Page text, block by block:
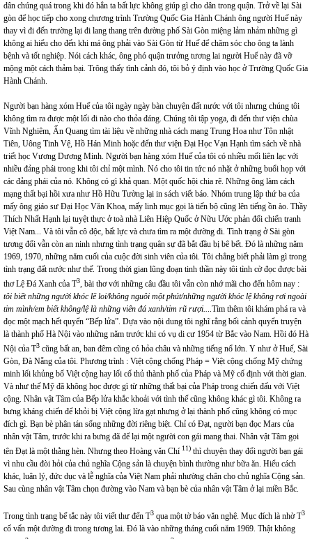
dân chúng quá trong khi đó hắn ta bất lực không giúp gì cho dân trong quận. Trở về lại Sài
gòn để học tiếp cho xong chương trình Trường Quốc Gia Hành Chánh ông người Huế này
thay vì đi đến trường lại đi lang thang trên đường phố Sài Gòn miệng lảm nhảm những gì
không ai hiểu cho đến khi má ông phải vào Sài Gòn từ Huế để chăm sóc cho ông ta lành
bệnh và tốt nghiệp. Nói cách khác, ông phó quận trưởng tương lai người Huế này đã vỡ
mộng một cách thảm bại. Trông thấy tình cảnh đó, tôi bỏ ý định vào học ở Trường Quốc Gia
Hành Chánh.
Người bạn hàng xóm Huế của tôi ngày ngày bàn chuyện đất nước với tôi nhưng chúng tôi
không tìm ra được một lối đi nào cho thỏa đáng. Chúng tôi tập yoga, đi đến thư viện chùa
Vĩnh Nghiêm, Ấn Quang tìm tài liệu về những nhà cách mạng Trung Hoa như Tôn nhật
Tiên, Uông Tinh Vệ, Hồ Hán Minh hoặc đến thư viện Đại Học Vạn Hạnh tìm sách về nhà
triết học Vương Dương Minh. Người bạn hàng xóm Huế của tôi có nhiều mối liên lạc với
nhiều đảng phái trong khi tôi chỉ một mình. Nó cho tôi tin tức nó nhặt ở những buổi họp với
các đảng phái của nó. Không có gì khả quan. Một quốc hội chia rẽ. Những ông làm cách
mạng thất bại hồi xưa như Hồ Hữu Tường lại in sách viết báo. Nhóm trung lập thứ ba của
mấy ông giáo sư Đại Học Văn Khoa, mấy linh mục gọi là tiến bộ cũng lên tiếng ồn ào. Thầy
Thích Nhất Hạnh lại tuyệt thực ở toà nhà Liên Hiệp Quốc ở Nữu Ước phản đối chiến tranh
Việt Nam... Và tôi vẫn cô độc, bất lực và chưa tìm ra một đường đi. Tình trạng ở Sài gòn
tương đối vẫn còn an ninh nhưng tình trạng quân sự đã bắt đầu bị bê bết. Đó là những năm
1969, 1970, những năm cuối của cuộc đời sinh viên của tôi. Tôi chẳng biết phải làm gì trong
tình trạng đất nước như thế. Trong thời gian lũng đoạn tinh thần này tôi tình cờ đọc được bài
thơ Lệ Đá Xanh của T3, bài thơ với những câu đầu tôi vẫn còn nhớ mãi cho đến hôm nay :
tôi biết những người khóc lẽ loi/không nguôi một phút/những người khóc lệ không rơi ngoài
tim mình/em biết không/lệ là những viên đá xanh/tim rũ rượi....Tìm thêm tôi khám phá ra và
đọc một mạch hết quyển “Bếp lửa”. Dựa vào nội dung tôi nghĩ rằng bối cảnh quyển truyện
là thành phố Hà Nội vào những năm trước khi có vụ di cư 1954 từ Bắc vào Nam. Hồi đó Hà
Nội của T3 cũng bất an, ban đêm cũng có hỏa châu và những tiếng nổ lớn. Y như ở Huế, Sài
Gòn, Đà Nẵng của tôi. Phương trình : Việt cộng chống Pháp = Việt cộng chống Mỹ chứng
minh lối khủng bố Việt cộng hay lối cố thủ thành phố của Pháp và Mỹ cố định với thời gian.
Và như thế Mỹ đã không học được gì từ những thất bại của Pháp trong chiến đấu với Việt
cộng. Nhân vật Tâm của Bếp lửa khắc khoải với tình thế cũng không khác gì tôi. Không ra
bưng kháng chiến để khỏi bị Việt cộng lừa gạt nhưng ở lại thành phố cũng không có mục
đích gì. Bạn bè phân tán sống những đời riêng biệt. Chỉ có Đạt, người bạn đọc Mars của
nhân vật Tâm, trước khi ra bưng đã để lại một người con gái mang thai. Nhân vật Tâm gọi
tên Đạt là một thằng hèn. Nhưng theo Hoàng văn Chí 11) thì chuyện thay đổi người bạn gái
vì nhu cầu đòi hỏi của chủ nghĩa Cộng sản là chuyện bình thường như bữa ăn. Hiểu cách
khác, luân lý, đức dục và lễ nghĩa của Việt Nam phải nhường chân cho chủ nghĩa Cộng sản.
Sau cùng nhân vật Tâm chọn đường vào Nam và bạn bè của nhân vật Tâm ở lại miền Bắc.
Trong tình trạng bế tắc này tôi viết thư đến T3 qua một tờ báo văn nghệ. Mục đích là nhờ T3
cố vấn một đường đi trong tương lai. Đó là vào những tháng cuối năm 1969. Thật không